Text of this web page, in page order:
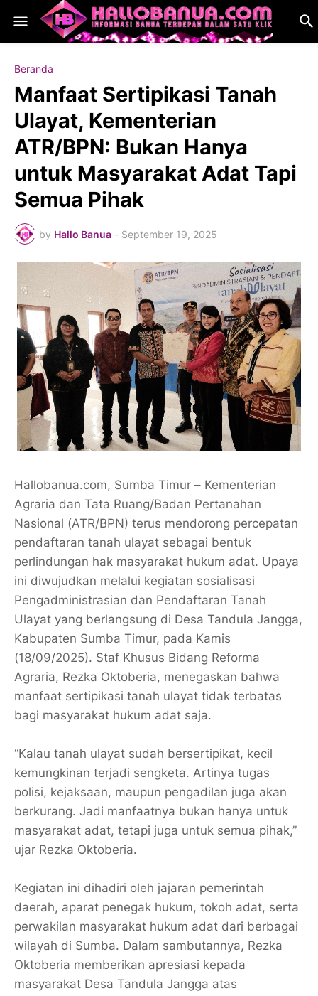
Beranda
Manfaat Sertipikasi Tanah
Ulayat, Kementerian
ATR/BPN: Bukan Hanya
untuk Masyarakat Adat Tapi
Semua Pihak
by Hallo Banua - September 19, 2025
Hallobanua.com, Sumba Timur – Kementerian
Agraria dan Tata Ruang/Badan Pertanahan
Nasional (ATR/BPN) terus mendorong percepatan
pendaftaran tanah ulayat sebagai bentuk
perlindungan hak masyarakat hukum adat. Upaya
ini diwujudkan melalui kegiatan sosialisasi
Pengadministrasian dan Pendaftaran Tanah
Ulayat yang berlangsung di Desa Tandula Jangga,
Kabupaten Sumba Timur, pada Kamis
(18/09/2025). Staf Khusus Bidang Reforma
Agraria, Rezka Oktoberia, menegaskan bahwa
manfaat sertipikasi tanah ulayat tidak terbatas
bagi masyarakat hukum adat saja.
“Kalau tanah ulayat sudah bersertipikat, kecil
kemungkinan terjadi sengketa. Artinya tugas
polisi, kejaksaan, maupun pengadilan juga akan
berkurang. Jadi manfaatnya bukan hanya untuk
masyarakat adat, tetapi juga untuk semua pihak,”
ujar Rezka Oktoberia.
Kegiatan ini dihadiri oleh jajaran pemerintah
daerah, aparat penegak hukum, tokoh adat, serta
perwakilan masyarakat hukum adat dari berbagai
wilayah di Sumba. Dalam sambutannya, Rezka
Oktoberia memberikan apresiasi kepada
masyarakat Desa Tandula Jangga atas